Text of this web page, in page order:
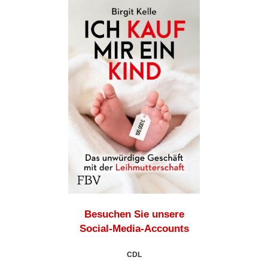
Besuchen Sie unsere
Social-Media-Accounts
CDL